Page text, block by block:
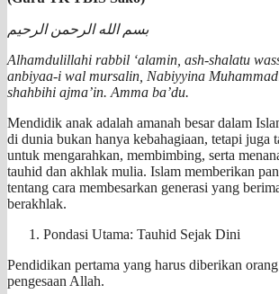
بسم الله الرحمن الرحيم
Alhamdulillahi rabbil ‘alamin, ash-shalatu
anbiyaa-i wal mursalin, Nabiyyina
shahbihi ajma’in. Amma ba’du.
Mendidik anak adalah amanah besar dalam
di dunia bukan hanya kebahagiaan, tetapi juga
untuk mengarahkan, membimbing, serta
tauhid dan akhlak mulia. Islam memberikan
tentang cara membesarkan generasi yang
berakhlak.
Pondasi Utama: Tauhid Sejak Dini
Pendidikan pertama yang harus diberikan
pengesaan Allah.